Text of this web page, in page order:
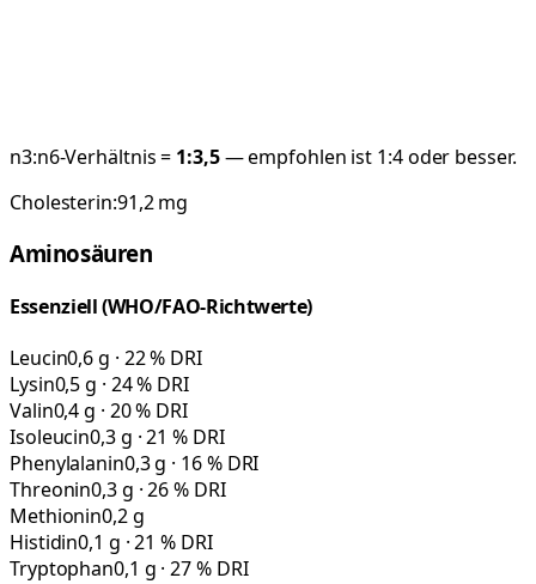
n3:n6-Verhältnis = 1:3,5— empfohlen ist 1:4 oder besser.
Cholesterin:91,2mg
Aminosäuren
Essenziell (WHO/FAO-Richtwerte)
Leucin0,6 g · 22 % DRI
Lysin0,5 g · 24 % DRI
Valin0,4 g · 20 % DRI
Isoleucin0,3 g · 21 % DRI
Phenylalanin0,3 g · 16 % DRI
Threonin0,3 g · 26 % DRI
Methionin0,2 g
Histidin0,1 g · 21 % DRI
Tryptophan0,1 g · 27 % DRI